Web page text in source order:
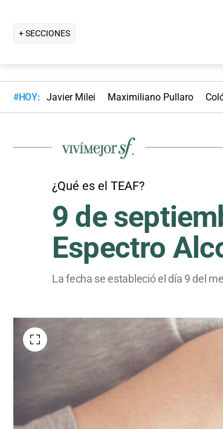
+ SECCIONES
#HOY: Javier Milei Maximiliano Pullaro
¿Qué es el TEAF?
9 de
Espectro
La fecha se estableció el día 9 del